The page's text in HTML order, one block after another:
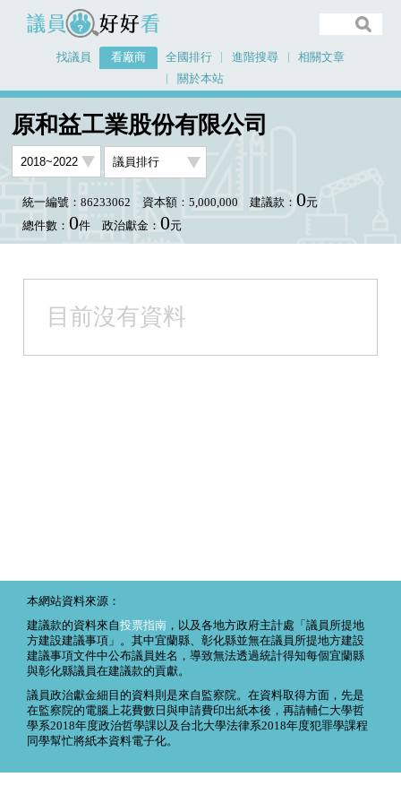
議員好好看
找議員 看廠商 全國排行 進階搜尋
相關文章
關於本站
原和益工業股份有限公司
統一編號：86233062 資本額：5,000,000 建議款： 0元
總件數： 0件 政治獻金： 0元
目前沒有資料
本網站資料來源：
建議款的資料來自投票指南 ，以及各地方政府主計處「議員所提地
方建設建議事項」。其中宜蘭縣、彰化縣並無在議員所提地方建設
建議事項文件中公布議員姓名，導致無法透過統計得知每個宜蘭縣
與彰化縣議員在建議款的貢獻。
議員政治獻金細目的資料則是來自監察院。在資料取得方面，先是
在監察院的電腦上花費數日與申請費印出紙本後，再請輔仁大學哲
學系2018年度政治哲學課以及台北大學法律系2018年度犯罪學課程
同學幫忙將紙本資料電子化。